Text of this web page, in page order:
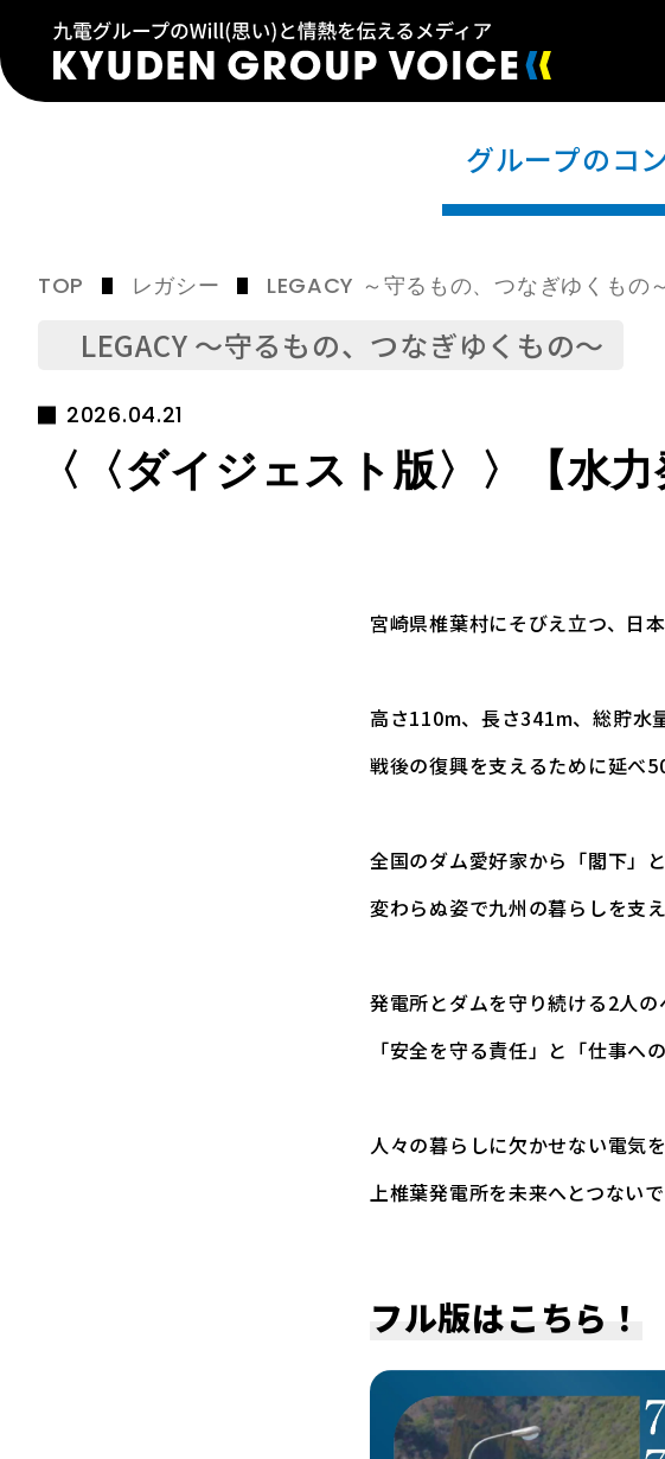
グループのコ
TOP レガシー LEGACY ～守るもの、つなぎゆくもの～
LEGACY ～守るもの、つなぎゆくもの～
2026.04.21
〈〈ダイジェスト版〉〉【水
宮崎県椎葉村にそびえ立つ、日
高さ110m、長さ341m、総貯水
戦後の復興を支えるために延べ
全国のダム愛好家から「閣下」
変わらぬ姿で九州の暮らしを支え
発電所とダムを守り続ける2人
「安全を守る責任」と「仕事へ
人々の暮らしに欠かせない電気
上椎葉発電所を未来へとつないで
フル版はこちら！